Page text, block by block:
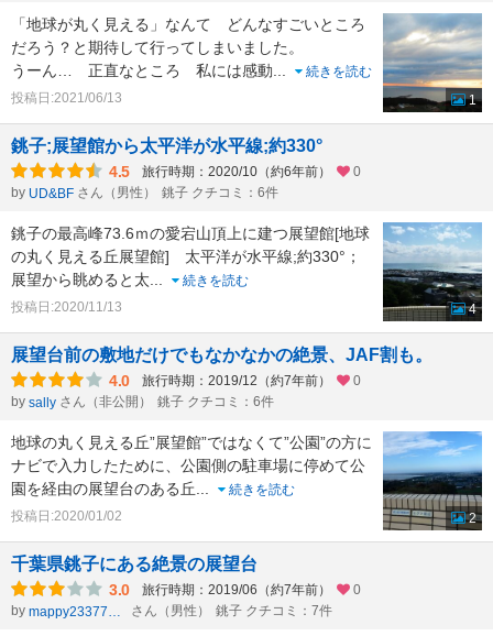
「地球が丸く見える」なんて どんなすごいところ
だろう？と期待して行ってしまいました。
うーん… 正直なところ 私には感動
続きを読む
投稿日:2021/06/13
1
銚子;展望館から太平洋が水平線;約330°
4.5 旅行時期：2020/10（約6年前）
0
by UD&BF さん（男性） 銚子 クチコミ：6件
銚子の最高峰73.6ｍの愛宕山頂上に建つ展望館[地球
の丸く見える丘展望館] 太平洋が水平線;約330°；
展望から眺めると太
続きを読む
投稿日:2020/11/13
4
展望台前の敷地だけでもなかなかの絶景、JAF割も。
4.0 旅行時期：2019/12（約7年前）
0
by sally さん（非公開） 銚子 クチコミ：6件
地球の丸く見える丘”展望館”ではなくて”公園”の方に
ナビで入力したために、公園側の駐車場に停めて公
園を経由の展望台のある丘
続きを読む
投稿日:2020/01/02
2
千葉県銚子にある絶景の展望台
3.0 旅行時期：2019/06（約7年前）
0
by
mappy23377803 さん（男性） 銚子 クチコミ：7件